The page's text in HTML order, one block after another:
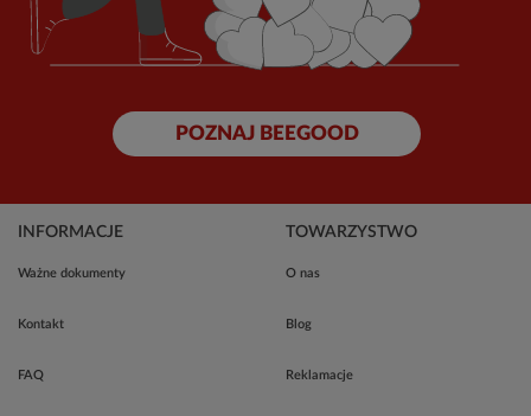
POZNAJ BEEGOOD
INFORMACJE
Ważne dokumenty
Kontakt
FAQ
TOWARZYSTWO
O nas
Blog
Reklamacje